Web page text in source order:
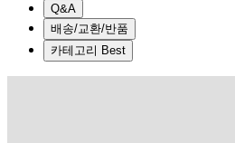
Q&A
배송/교환/반품
카테고리 Best